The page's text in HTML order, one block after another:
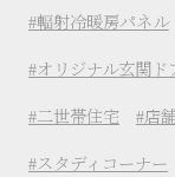
輻射冷暖房パネル
オリジナル玄関ド
二世帯住宅 店
スタディコーナー